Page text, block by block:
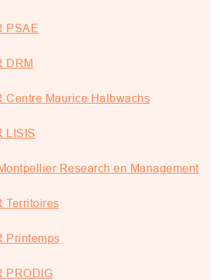
PSAE
DRM
Centre Maurice Halbwachs
LISIS
Research en Management
Territoires
Printemps
PRODIG